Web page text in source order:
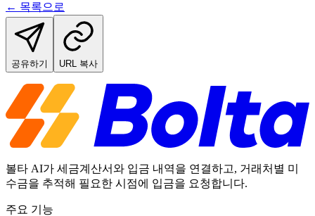
← 목록으로
공유하기 URL 복사
볼타 AI가 세금계산서와 입금 내역을 연결하고, 거래처별 미
수금을 추적해 필요한 시점에 입금을 요청합니다.
주요 기능